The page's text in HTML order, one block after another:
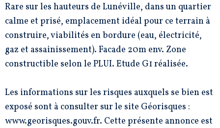
Rare sur les hauteurs de Lunéville, dans un quartier
calme et prisé, emplacement idéal pour ce terrain à
construire, viabilités en bordure (eau, électricité,
gaz et assainissement). Facade 20m env. Zone
constructible selon le PLUI. Etude G1 réalisée.
Les informations sur les risques auxquels se bien est
exposé sont à consulter sur le site Géorisques :
www.georisques.gouv.fr. Cette présente annonce est